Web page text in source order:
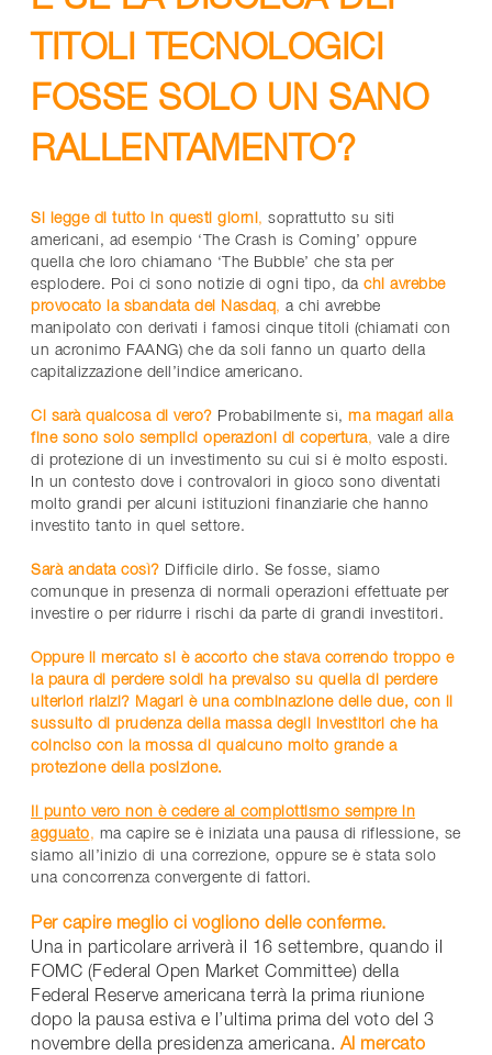
TITOLI TECNOLOGICI
FOSSE SOLO UN SANO
RALLENTAMENTO?
Si legge di tutto in questi giorni , soprattutto su siti
americani, ad esempio ‘The Crash is Coming’ oppure
quella che loro chiamano ‘The Bubble’ che sta per
esplodere. Poi ci sono notizie di ogni tipo, da chi avrebbe
provocato la sbandata del Nasdaq, a chi avrebbe
manipolato con derivati i famosi cinque titoli (chiamati con
un acronimo FAANG) che da soli fanno un quarto della
capitalizzazione dell’indice americano.
Ci sarà qualcosa di vero? Probabilmente sì, ma magari alla
fine sono solo semplici operazioni di copertura, vale a dire
di protezione di un investimento su cui si è molto esposti.
In un contesto dove i controvalori in gioco sono diventati
molto grandi per alcuni istituzioni finanziarie che hanno
investito tanto in quel settore.
Sarà andata così? Difficile dirlo. Se fosse, siamo
comunque in presenza di normali operazioni effettuate per
investire o per ridurre i rischi da parte di grandi investitori.
Oppure il mercato si è accorto che stava correndo troppo e
la paura di perdere soldi ha prevalso su quella di perdere
ulteriori rialzi? Magari è una combinazione delle due, con il
sussulto di prudenza della massa degli investitori che ha
coinciso con la mossa di qualcuno molto grande a
protezione della posizione.
Il punto vero non è cedere al complottismo sempre in
agguato, ma capire se è iniziata una pausa di riflessione, se
siamo all’inizio di una correzione, oppure se è stata solo
una concorrenza convergente di fattori.
Per capire meglio ci vogliono delle conferme.
Una in particolare arriverà il 16 settembre, quando il
FOMC (Federal Open Market Committee) della
Federal Reserve americana terrà la prima riunione
dopo la pausa estiva e l’ultima prima del voto del 3
novembre della presidenza americana.Al mercato